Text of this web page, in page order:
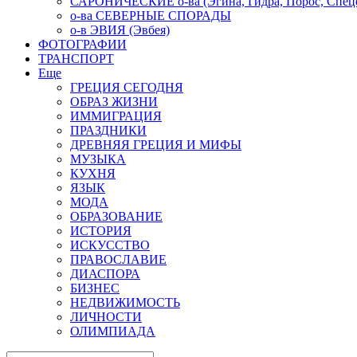
о-ва СЕВЕРНЫЕ СПОРАДЫ
о-в ЭВИЯ (Эвбея)
ФОТОГРАФИИ
ТРАНСПОРТ
Еще
ГРЕЦИЯ СЕГОДНЯ
ОБРАЗ ЖИЗНИ
ИММИГРАЦИЯ
ПРАЗДНИКИ
ДРЕВНЯЯ ГРЕЦИЯ И МИФЫ
МУЗЫКА
КУХНЯ
ЯЗЫК
МОДА
ОБРАЗОВАНИЕ
ИСТОРИЯ
ИСКУССТВО
ПРАВОСЛАВИЕ
ДИАСПОРА
БИЗНЕС
НЕДВИЖИМОСТЬ
ЛИЧНОСТИ
ОЛИМПИАДА